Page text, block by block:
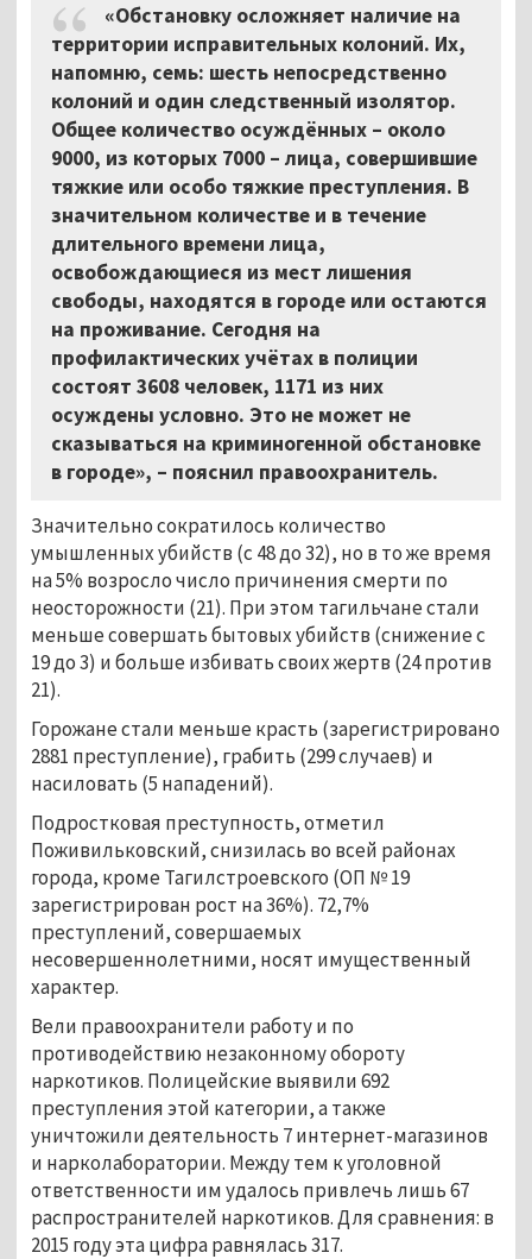
«Обстановку осложняет наличие на
территории исправительных колоний. Их,
напомню, семь: шесть непосредственно
колоний и один следственный изолятор.
Общее количество осуждённых – около
9000, из которых 7000 – лица, совершившие
тяжкие или особо тяжкие преступления. В
значительном количестве и в течение
длительного времени лица,
освобождающиеся из мест лишения
свободы, находятся в городе или остаются
на проживание. Сегодня на
профилактических учётах в полиции
состоят 3608 человек, 1171 из них
осуждены условно. Это не может не
сказываться на криминогенной обстановке
в городе», – пояснил правоохранитель.
Значительно сократилось количество
умышленных убийств (с 48 до 32), но в то же время
на 5% возросло число причинения смерти по
неосторожности (21). При этом тагильчане стали
меньше совершать бытовых убийств (снижение с
19 до 3) и больше избивать своих жертв (24 против
21).
Горожане стали меньше красть (зарегистрировано
2881 преступление), грабить (299 случаев) и
насиловать (5 нападений).
Подростковая преступность, отметил
Поживильковский, снизилась во всей районах
города, кроме Тагилстроевского (ОП № 19
зарегистрирован рост на 36%). 72,7%
преступлений, совершаемых
несовершеннолетними, носят имущественный
характер.
Вели правоохранители работу и по
противодействию незаконному обороту
наркотиков. Полицейские выявили 692
преступления этой категории, а также
уничтожили деятельность 7 интернет-магазинов
и нарколаборатории. Между тем к уголовной
ответственности им удалось привлечь лишь 67
распространителей наркотиков. Для сравнения: в
2015 году эта цифра равнялась 317.